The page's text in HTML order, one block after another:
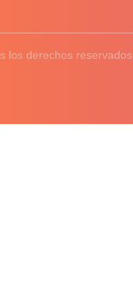
los derechos reservados.